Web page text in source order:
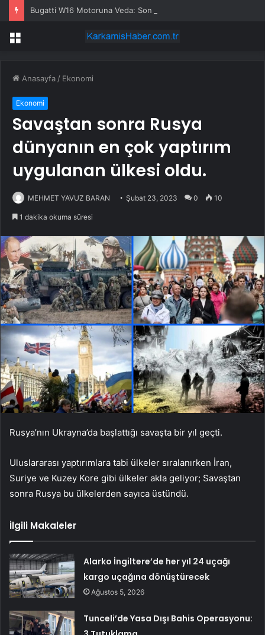
Bugatti W16 Motoruna Veda: Son Mistral Üretildi
Menü
Anasayfa / Ekonomi
Ekonomi
Savaştan sonra Rusya
dünyanın en çok yaptırım
uygulanan ülkesi oldu.
MEHMET YAVUZ BARAN Şubat 23, 2023 0 10
1 dakika okuma süresi
Rusya’nın Ukrayna’da başlattığı savaşta bir yıl geçti.
Uluslararası yaptırımlara tabi ülkeler sıralanırken İran,
Suriye ve Kuzey Kore gibi ülkeler akla geliyor; Savaştan
sonra Rusya bu ülkelerden sayıca üstündü.
İlgili Makaleler
Alarko İngiltere’de her yıl 24 uçağı
kargo uçağına dönüştürecek
Ağustos 5, 2026
Tunceli’de Yasa Dışı Bahis Operasyonu: